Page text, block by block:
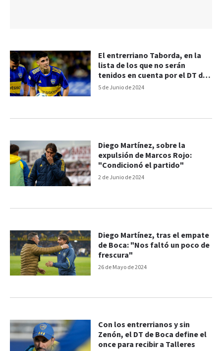
5 de Junio de 2024
El entrerriano Taborda, en la
lista de los que no serán
tenidos en cuenta por el DT de
Boca
2 de Junio de 2024
Diego Martínez, sobre la
expulsión de Marcos Rojo:
"Condicionó el partido"
26 de Mayo de 2024
Diego Martínez, tras el empate
de Boca: "Nos faltó un poco de
frescura"
Con los entrerrianos y sin
Zenón, el DT de Boca define el
once para recibir a Talleres